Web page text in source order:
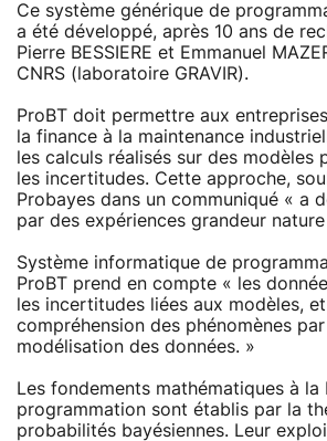
Ce système générique de
a été développé, après 10 ans de
Pierre BESSIERE et Emmanuel
CNRS (laboratoire GRAVIR).
ProBT doit permettre aux
la finance à la maintenance
les calculs réalisés sur des modèles
les incertitudes. Cette approche,
Probayes dans un communiqué « a
par des expériences grandeur nature
Système informatique de
ProBT prend en compte « les
les incertitudes liées aux modèles,
compréhension des phénomènes
modélisation des données. »
Les fondements mathématiques à
programmation sont établis par la
probabilités bayésiennes. Leur